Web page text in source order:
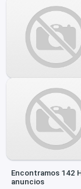
Encontramos 142
anuncios